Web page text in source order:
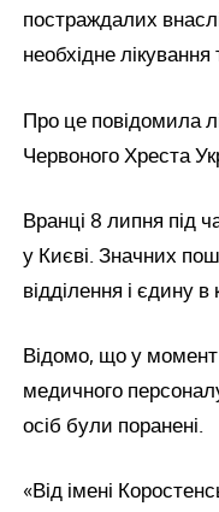
постраждалих
необхідне
Про це повідомила
Червоного Хреста
Вранці 8 липня під
у Києві. Значних
відділення і єдину в
Відомо, що у момент
медичного
осіб були поранені.
«Від імені